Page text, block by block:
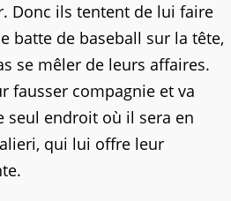
Donc ils tentent de lui faire
batte de baseball sur la tête,
se mêler de leurs affaires.
fausser compagnie et va
seul endroit où il sera en
qui lui offre leur